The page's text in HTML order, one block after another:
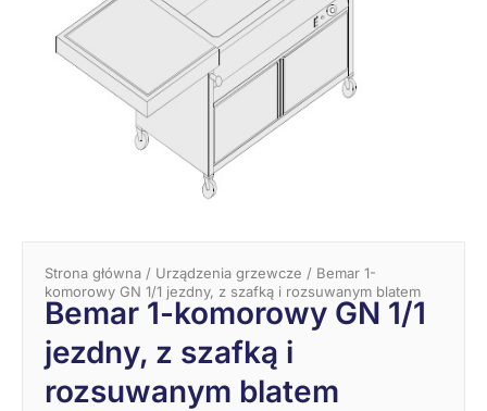
Strona główna / Urządzenia grzewcze / Bemar 1-
komorowy GN 1/1 jezdny, z szafką i rozsuwanym blatem
Bemar 1-komorowy GN 1/1
jezdny, z szafką i
rozsuwanym blatem